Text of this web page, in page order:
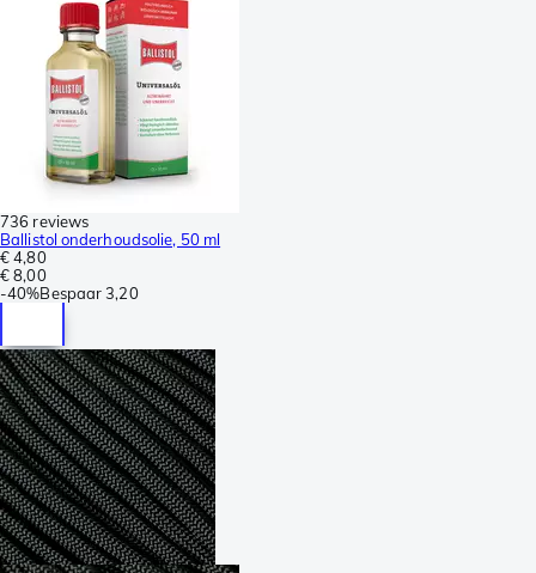
736 reviews
Ballistol onderhoudsolie, 50 ml
€ 4,80
€ 8,00
-40%Bespaar 3,20